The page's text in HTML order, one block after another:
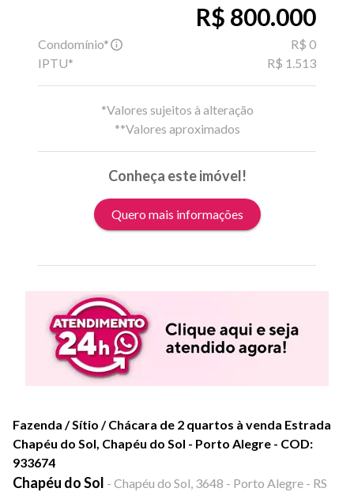
R$ 800.000
Condomínio*
R$ 0
IPTU*
R$ 1.513
*Valores sujeitos à alteração
**Valores aproximados
Conheça este imóvel!
Quero mais informações
Fazenda / Sítio / Chácara de 2 quartos à venda Estrada
Chapéu do Sol, Chapéu do Sol - Porto Alegre - COD:
933674
Chapéu do Sol - Chapéu do Sol, 3648 - Porto Alegre - RS